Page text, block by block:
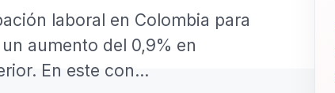
laboral en Colombia para
aumento del 0,9% en
En este con...